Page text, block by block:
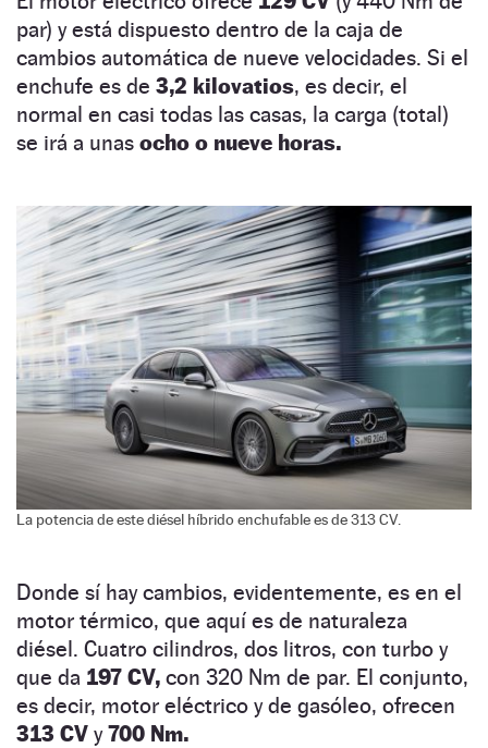
par) y está dispuesto dentro de la caja de
cambios automática de nueve velocidades. Si el
enchufe es de 3,2 kilovatios, es decir, el
normal en casi todas las casas, la carga (total)
se irá a unas ocho o nueve horas.
La potencia de este diésel híbrido enchufable es de 313 CV.
Donde sí hay cambios, evidentemente, es en el
motor térmico, que aquí es de naturaleza
diésel. Cuatro cilindros, dos litros, con turbo y
que da 197 CV, con 320 Nm de par. El conjunto,
es decir, motor eléctrico y de gasóleo, ofrecen
313 CV y700 Nm.